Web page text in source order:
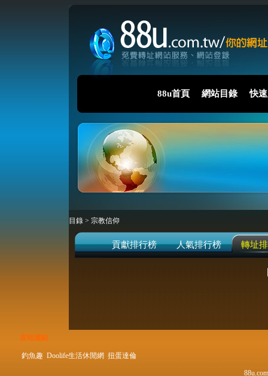
88u首頁 網站目錄 快
目錄 > 宗教信仰
貢獻排行榜 人氣排行榜 轉址
友站連結
釣魚趣 Doolife生活休閒網 扭蛋達倫